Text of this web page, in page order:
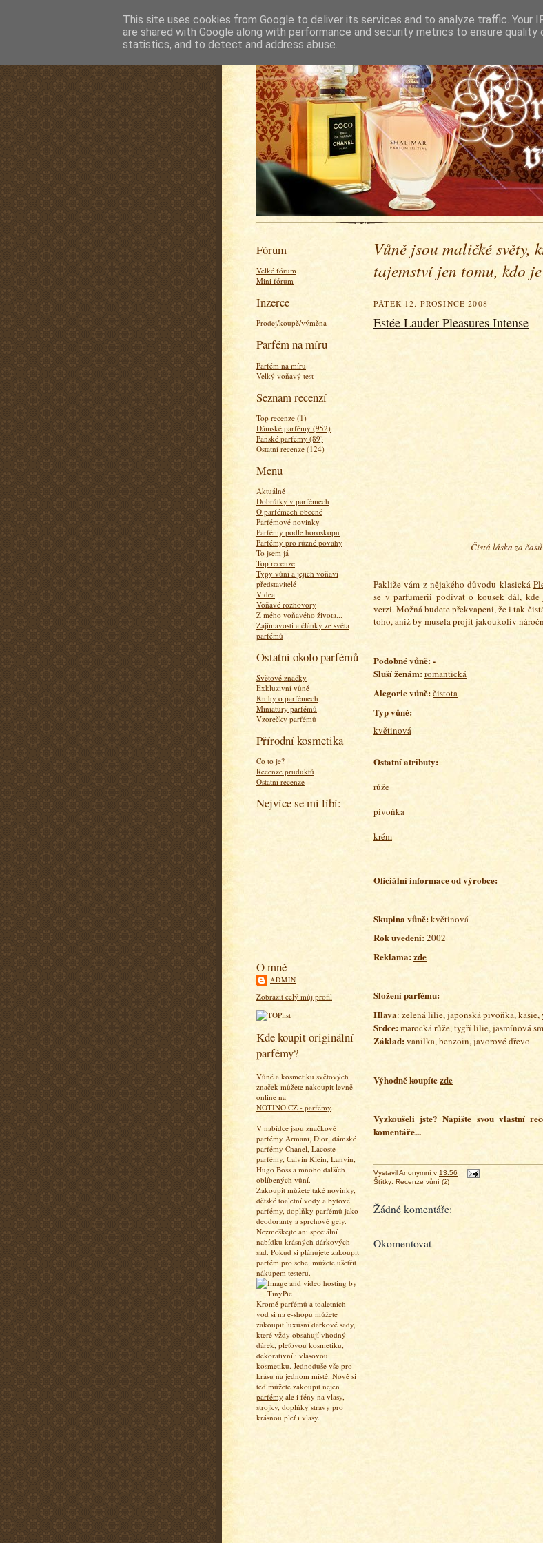
Fórum
Velké fórum
Mini fórum
Inzerce
Prodej/koupě/výměna
Parfém na míru
Parfém na míru
Velký voňavý test
Seznam recenzí
Top recenze (1)
Dámské parfémy (952)
Pánské parfémy (89)
Ostatní recenze (124)
Menu
Aktuálně
Dobrůtky v parfémech
O parfémech obecně
Parfémové novinky
Parfémy podle horoskopu
Parfémy pro různé povahy
To jsem já
Top recenze
Typy vůní a jejich voňaví
představitelé
Videa
Voňavé rozhovory
Z mého voňavého života...
Zajímavosti a články ze světa
parfémů
Ostatní okolo parfémů
Světové značky
Exkluzivní vůně
Knihy o parfémech
Miniatury parfémů
Vzorečky parfémů
Přírodní kosmetika
Co to je?
Recenze pruduktů
Ostatní recenze
Nejvíce se mi líbí:
O mně
ADMIN
Zobrazit celý můj profil
Kde koupit originální
parfémy?
Vůně a kosmetiku světových
značek můžete nakoupit levně
online na
NOTINO.CZ - parfémy.
V nabídce jsou značkové
parfémy Armani, Dior, dámské
parfémy Chanel, Lacoste
parfémy, Calvin Klein, Lanvin,
Hugo Boss a mnoho dalších
oblíbených vůní.
Zakoupit můžete také novinky,
dětské toaletní vody a bytové
parfémy, doplňky parfémů jako
deodoranty a sprchové gely.
Nezmeškejte ani speciální
nabídku krásných dárkových
sad. Pokud si plánujete zakoupit
parfém pro sebe, můžete ušetřit
nákupem testeru.
Kromě parfémů a toaletních
vod si na e-shopu můžete
zakoupit luxusní dárkové sady,
které vždy obsahují vhodný
dárek, pleťovou kosmetiku,
dekorativní i vlasovou
kosmetiku. Jednoduše vše pro
krásu na jednom místě. Nově si
teď můžete zakoupit nejen
parfémy ale i fény na vlasy,
strojky, doplňky stravy pro
krásnou pleť i vlasy.
Vůně jsou maličké světy,
tajemství jen tomu, kdo
PÁTEK 12. PROSINCE 2008
Estée Lauder Pleasures Intense
Čistá láska za
Pakliževám z nějakého důvodu klasická
se v parfumerii podívat o kousek dál,
verzi.Možná budete překvapeni, že i tak
toho, aniž by musela projít jakoukoliv
Podobné vůně: -
Sluší ženám:romantická
Alegorie vůně:čistota
Typ vůně:
květinová
Ostatní atributy:
růže
pivoňka
krém
Oficiální informace od výrobce:
Skupina vůně:květinová
Rok uvedení:2002
Reklama: zde
Složení parfému:
Hlava: zelená lilie, japonská pivoňka,
Srdce:marocká růže, tygří lilie, jasmínová
Základ:vanilka, benzoin, javorové dřevo
Výhodně koupítezde
Vyzkoušeli jste? Napište svou vlastní
komentáře...
VystavilAnonymní v 13:56
Štítky: Recenze vůní (ž)
Žádné komentáře:
Okomentovat
This site uses cookies from Google to deliver its services and to analyze traffic. Your
are shared with Google along with performance and security metrics to ensure quality
statistics, and to detect and address abuse.